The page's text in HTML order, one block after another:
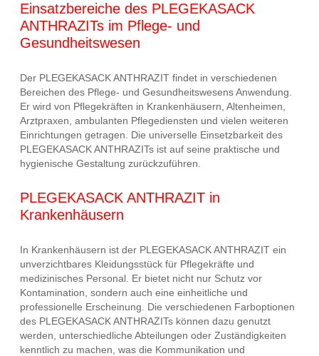
Einsatzbereiche des PLEGEKASACK
ANTHRAZITs im Pflege- und
Gesundheitswesen
Der PLEGEKASACK ANTHRAZIT findet in verschiedenen
Bereichen des Pflege- und Gesundheitswesens Anwendung.
Er wird von Pflegekräften in Krankenhäusern, Altenheimen,
Arztpraxen, ambulanten Pflegediensten und vielen weiteren
Einrichtungen getragen. Die universelle Einsetzbarkeit des
PLEGEKASACK ANTHRAZITs ist auf seine praktische und
hygienische Gestaltung zurückzuführen.
PLEGEKASACK ANTHRAZIT in
Krankenhäusern
In Krankenhäusern ist der PLEGEKASACK ANTHRAZIT ein
unverzichtbares Kleidungsstück für Pflegekräfte und
medizinisches Personal. Er bietet nicht nur Schutz vor
Kontamination, sondern auch eine einheitliche und
professionelle Erscheinung. Die verschiedenen Farboptionen
des PLEGEKASACK ANTHRAZITs können dazu genutzt
werden, unterschiedliche Abteilungen oder Zuständigkeiten
kenntlich zu machen, was die Kommunikation und